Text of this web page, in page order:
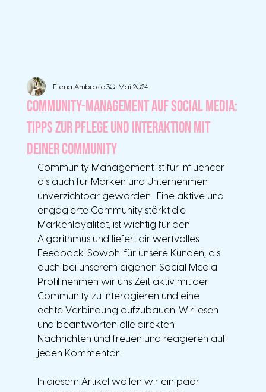
Community-Management auf Social Media:
Tipps zur Pflege und Interaktion mit
deiner Community
Elena Ambrosio30. Mai 2024
Community Management ist für Influencer
als auch für Marken und Unternehmen
unverzichtbar geworden.  Eine aktive und
engagierte Community stärkt die
Markenloyalität, ist wichtig für den
Algorithmus und liefert dir wertvolles
Feedback. Sowohl für unsere Kunden, als
auch bei unserem eigenen Social Media
Profil nehmen wir uns Zeit aktiv mit der
Community zu interagieren und eine
echte Verbindung aufzubauen. Wir lesen
und beantworten alle direkten
Nachrichten und freuen und reagieren auf
jeden Kommentar.
In diesem Artikel wollen wir ein paar